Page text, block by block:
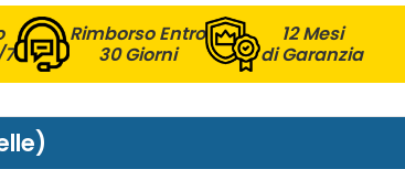
Rimborso Entro
30 Giorni
12 Mesi
di Garanzia